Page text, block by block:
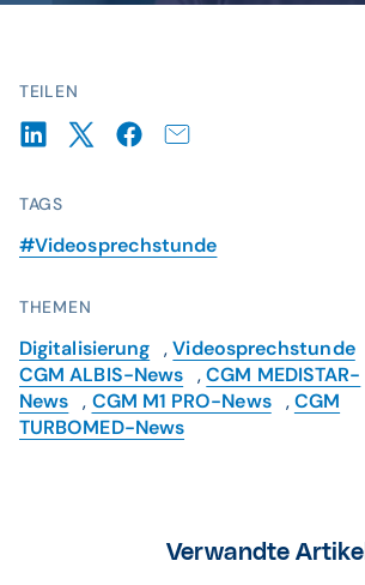
TEILEN
TAGS
#Videosprechstunde
THEMEN
Digitalisierung ,Videosprechstunde
CGM ALBIS-News ,CGM MEDISTAR-
News , CGM M1 PRO-News ,CGM
TURBOMED-News
Verwandte Artikel